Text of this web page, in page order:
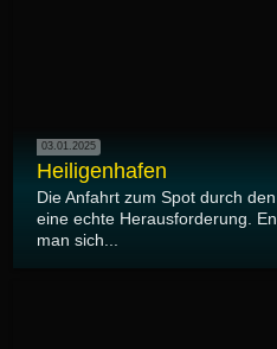
03.01.2025
Heiligenhafen
Die Anfahrt zum Spot durch
eine echte Herausforderung.
man sich...